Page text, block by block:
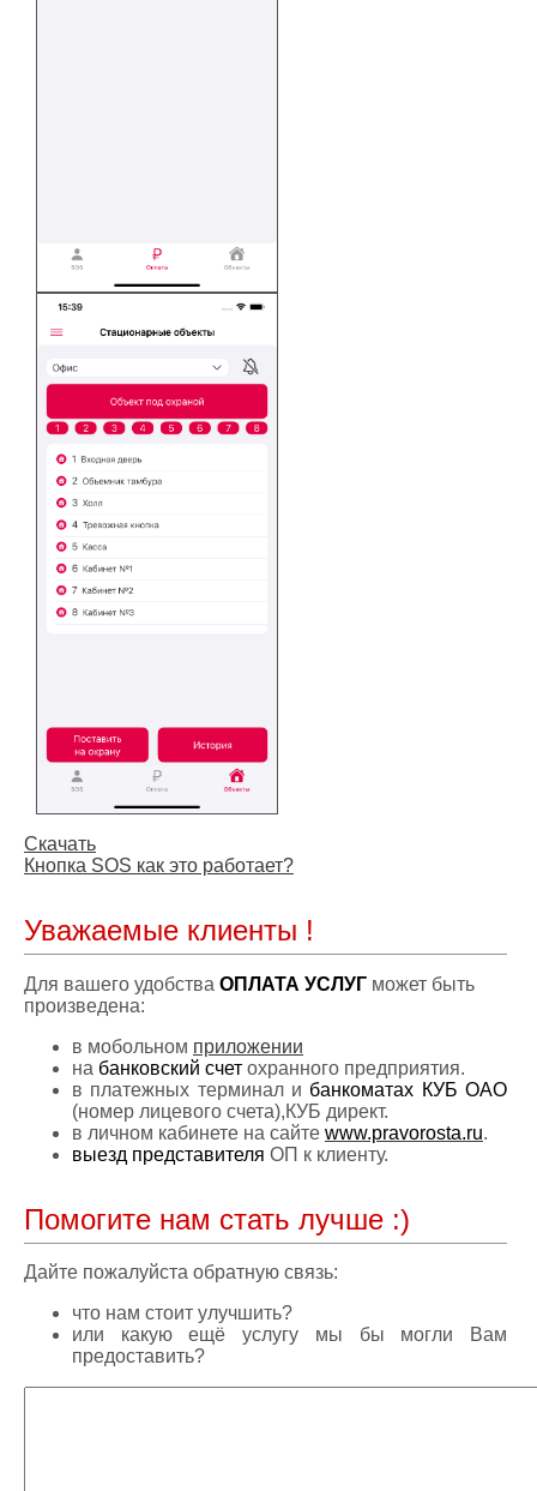
Скачать
Кнопка SOS как это работает?
Уважаемые клиенты !
Для вашего удобства ОПЛАТА УСЛУГ может быть
произведена:
в мобольном приложении
на банковский счет охранного предприятия.
в платежных терминал и банкоматах КУБ ОАО
(номер лицевого счета),КУБ директ.
в личном кабинете на сайте www.pravorosta.ru.
выезд представителя ОП к клиенту.
Помогите нам стать лучше :)
Дайте пожалуйста обратную связь:
что нам стоит улучшить?
или какую ещё услугу мы бы могли Вам
предоставить?